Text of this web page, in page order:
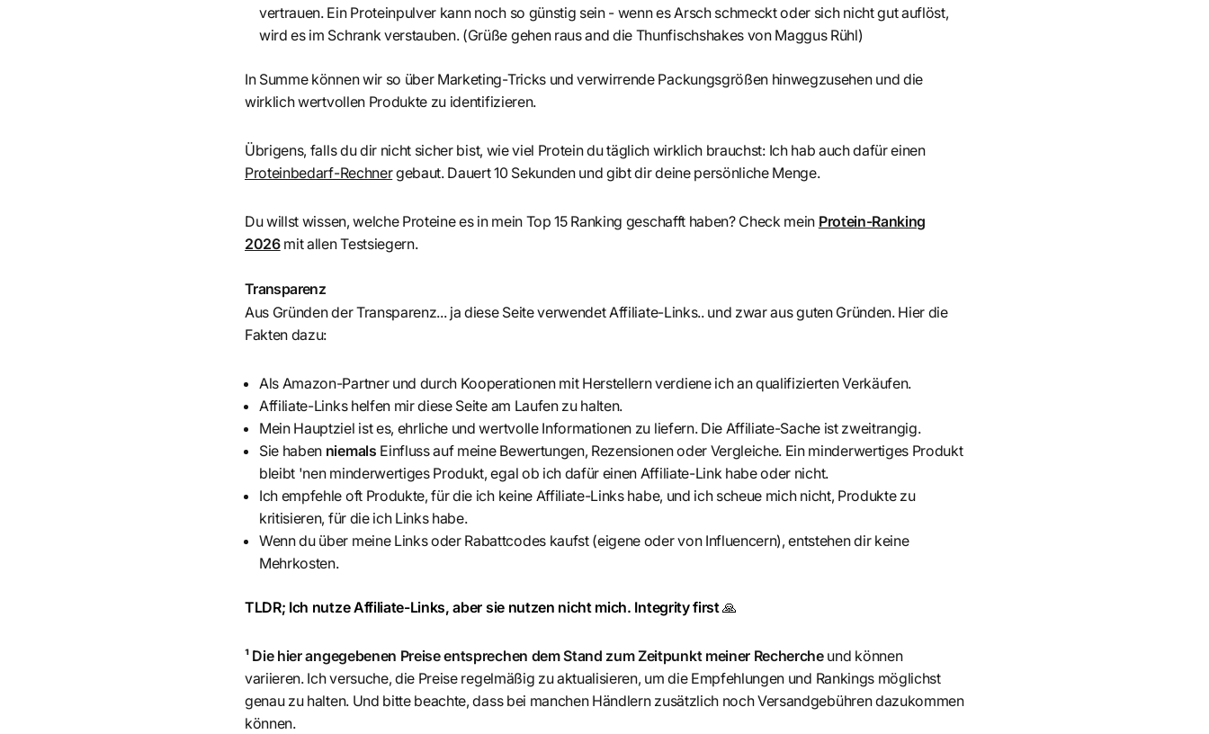
vertrauen. Ein Proteinpulver kann noch so günstig sein - wenn es Arsch schmeckt oder sich nicht gut auflöst,
wird es im Schrank verstauben. (Grüße gehen raus and die Thunfischshakes von Maggus Rühl)
In Summe können wir so über Marketing-Tricks und verwirrende Packungsgrößen hinwegzusehen und die
wirklich wertvollen Produkte zu identifizieren.
Übrigens, falls du dir nicht sicher bist, wie viel Protein du täglich wirklich brauchst: Ich hab auch dafür einen
Proteinbedarf-Rechnergebaut. Dauert 10 Sekunden und gibt dir deine persönliche Menge.
Du willst wissen, welche Proteine es in mein Top 15 Ranking geschafft haben? Check mein Protein-Ranking
2026mit allen Testsiegern.
Transparenz
Aus Gründen der Transparenz... ja diese Seite verwendet Affiliate-Links.. und zwar aus guten Gründen. Hier die
Fakten dazu:
Als Amazon-Partner und durch Kooperationen mit Herstellern verdiene ich an qualifizierten Verkäufen.
Affiliate-Links helfen mir diese Seite am Laufen zu halten.
Mein Hauptziel ist es, ehrliche und wertvolle Informationen zu liefern. Die Affiliate-Sache ist zweitrangig.
Sie haben niemals Einfluss auf meine Bewertungen, Rezensionen oder Vergleiche. Ein minderwertiges Produkt
bleibt 'nen minderwertiges Produkt, egal ob ich dafür einen Affiliate-Link habe oder nicht.
Ich empfehle oft Produkte, für die ich keine Affiliate-Links habe, und ich scheue mich nicht, Produkte zu
kritisieren, für die ich Links habe.
Wenn du über meine Links oder Rabattcodes kaufst (eigene oder von Influencern), entstehen dir keine
Mehrkosten.
TLDR; Ich nutze Affiliate-Links, aber sie nutzen nicht mich. Integrity first🙏
¹ Die hier angegebenen Preise entsprechen dem Stand zum Zeitpunkt meiner Rechercheund können
variieren. Ich versuche, die Preise regelmäßig zu aktualisieren, um die Empfehlungen und Rankings möglichst
genau zu halten. Und bitte beachte, dass bei manchen Händlern zusätzlich noch Versandgebühren dazukommen
können.